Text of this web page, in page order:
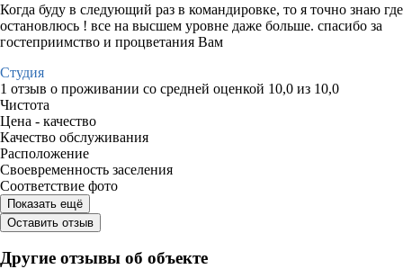
Когда буду в следующий раз в командировке, то я точно знаю где
остановлюсь ! все на высшем уровне даже больше. спасибо за
гостеприимство и процветания Вам
Студия
1 отзыв о проживании со средней оценкой 10,0 из 10,0
Чистота
Цена - качество
Качество обслуживания
Расположение
Своевременность заселения
Соответствие фото
Показать ещё
Оставить отзыв
Другие отзывы об объекте